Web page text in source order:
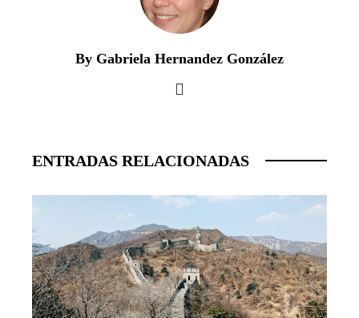
By Gabriela Hernandez González
ENTRADAS RELACIONADAS